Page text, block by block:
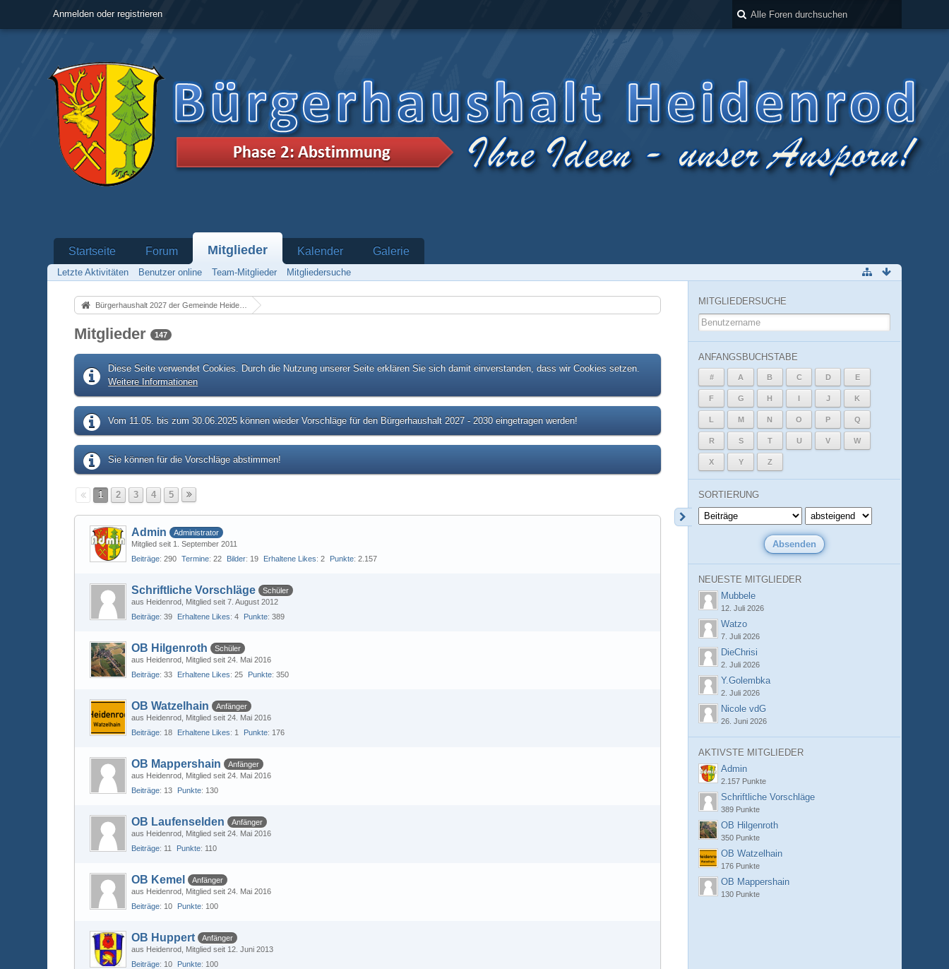
Anmelden oder registrieren
Startseite Forum Mitglieder Kalender Galerie
Letzte Aktivitäten Benutzer online Team-Mitglieder Mitgliedersuche
Bürgerhaushalt 2027 der Gemeinde Heidenrod
Mitglieder 147
Diese Seite verwendet Cookies. Durch die Nutzung unserer Seite erklären Sie sich damit einverstanden, dass wir Cookies setzen.
Weitere Informationen
Vom 11.05. bis zum 30.06.2025 können wieder Vorschläge für den Bürgerhaushalt 2027 - 2030 eingetragen werden!
Sie können für die Vorschläge abstimmen!
1 2 3 4 5
Admin
Administrator
Mitglied seit 1. September 2011
Beiträge 290 Termine 22 Bilder 19 Erhaltene Likes 2 Punkte 2.157
Schriftliche Vorschläge
Schüler
aus Heidenrod Mitglied seit 7. August 2012
Beiträge 39 Erhaltene Likes 4 Punkte 389
OB Hilgenroth
Schüler
aus Heidenrod Mitglied seit 24. Mai 2016
Beiträge 33 Erhaltene Likes 25 Punkte 350
OB Watzelhain
Anfänger
aus Heidenrod Mitglied seit 24. Mai 2016
Beiträge 18 Erhaltene Likes 1 Punkte 176
OB Mappershain
Anfänger
aus Heidenrod Mitglied seit 24. Mai 2016
Beiträge 13 Punkte 130
OB Laufenselden
Anfänger
aus Heidenrod Mitglied seit 24. Mai 2016
Beiträge 11 Punkte 110
OB Kemel
Anfänger
aus Heidenrod Mitglied seit 24. Mai 2016
Beiträge 10 Punkte 100
OB Huppert
Anfänger
aus Heidenrod Mitglied seit 12. Juni 2013
Beiträge 10 Punkte 100
MITGLIEDERSUCHE
ANFANGSBUCHSTABE
# A B C D E
F G H I J K
L M N O P Q
R S T U V W
X Y Z
SORTIERUNG
NEUESTE MITGLIEDER
Mubbele
12. Juli 2026
Watzo
7. Juli 2026
DieChrisi
2. Juli 2026
Y.Golembka
2. Juli 2026
Nicole vdG
26. Juni 2026
AKTIVSTE MITGLIEDER
Admin
2.157 Punkte
Schriftliche Vorschläge
389 Punkte
OB Hilgenroth
350 Punkte
OB Watzelhain
176 Punkte
OB Mappershain
130 Punkte